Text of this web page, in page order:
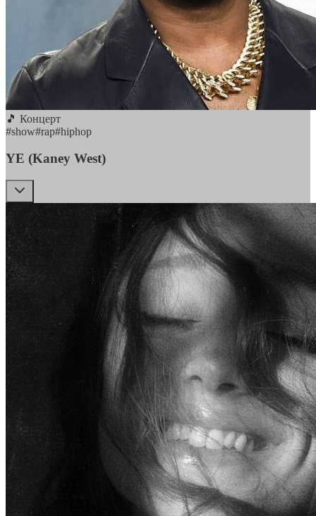
🎵 Концерт
#show#rap#hiphop
YE (Kaney West)